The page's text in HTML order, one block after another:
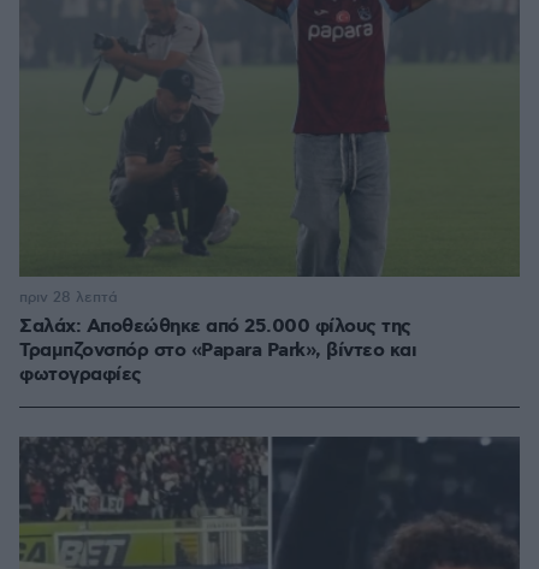
Σαλάχ: Αποθεώθηκε από 25.000 φίλους της
Τραμπζονσπόρ στο «Papara Park», βίντεο και
φωτογραφίες
πριν 28 λεπτά